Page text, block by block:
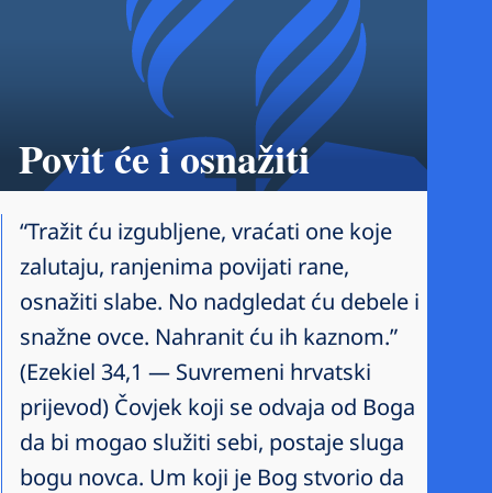
Povit će i osnažiti
“Tražit ću izgubljene, vraćati one koje
zalutaju, ranjenima povijati rane,
osnažiti slabe. No nadgledat ću debele i
snažne ovce. Nahranit ću ih kaznom.”
(Ezekiel 34,1 — Suvremeni hrvatski
prijevod) Čovjek koji se odvaja od Boga
da bi mogao služiti sebi, postaje sluga
bogu novca. Um koji je Bog stvorio da